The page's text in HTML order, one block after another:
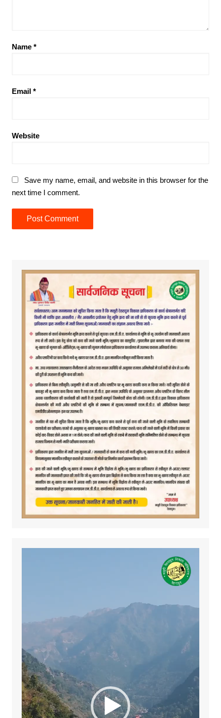
Name *
Email *
Website
Save my name, email, and website in this browser for the
next time I comment.